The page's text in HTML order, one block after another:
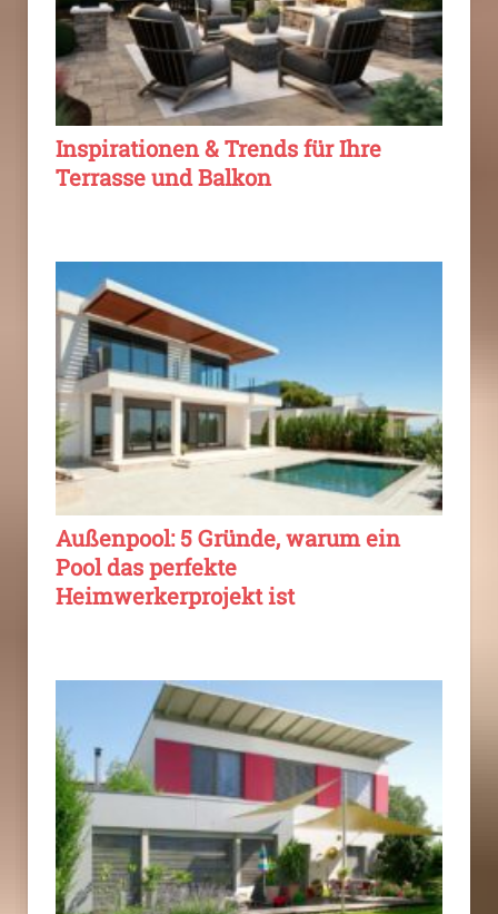
Inspirationen & Trends für Ihre
Terrasse und Balkon
Außenpool: 5 Gründe, warum ein
Pool das perfekte
Heimwerkerprojekt ist